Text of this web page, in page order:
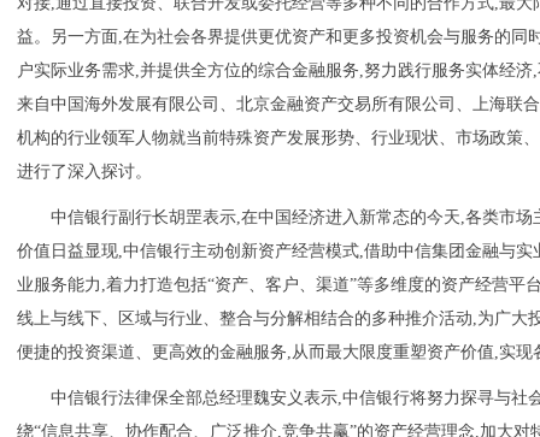
益。另一方面,在为社会各界提供更优资产和更多投资机会与服务的同
户实际业务需求,并提供全方位的综合金融服务,努力践行服务实体经
来自中国海外发展有限公司、北京金融资产交易所有限公司、上海联
机构的行业领军人物就当前特殊资产发展形势、行业现状、市场政策
进行了深入探讨。
中信银行副行长胡罡表示,在中国经济进入新常态的今天,各类市
价值日益显现,中信银行主动创新资产经营模式,借助中信集团金融与
业服务能力,着力打造包括“资产、客户、渠道”等多维度的资产经营平
线上与线下、区域与行业、整合与分解相结合的多种推介活动,为广大
便捷的投资渠道、更高效的金融服务,从而最大限度重塑资产价值,实现
中信银行法律保全部总经理魏安义表示,中信银行将努力探寻与社
绕“信息共享、协作配合、广泛推介,竞争共赢”的资产经营理念,加大